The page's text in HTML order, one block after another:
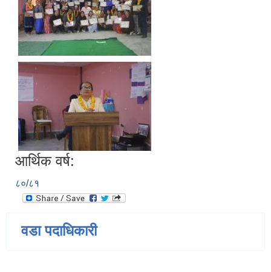
आर्थिक वर्ष:
८०/८१
वडा पदाधिकारी